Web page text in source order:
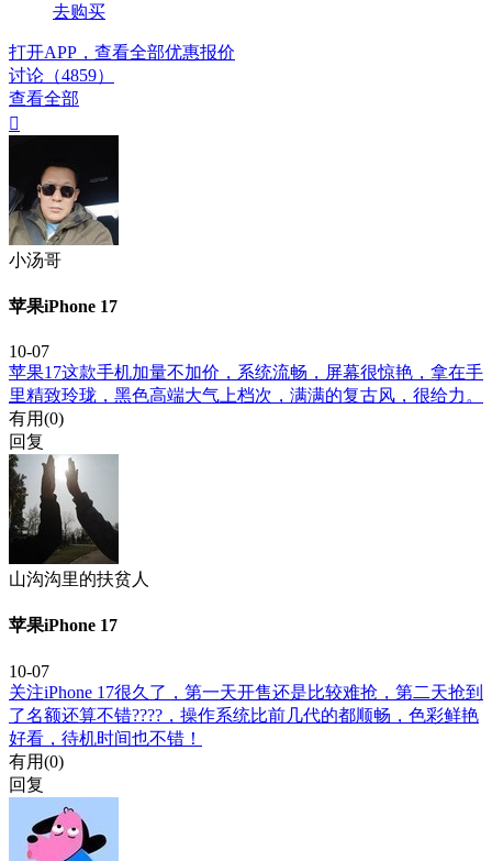
去购买
打开APP，查看全部优惠报价
讨论（4859）
查看全部

小汤哥
苹果iPhone 17
10-07
苹果17这款手机加量不加价，系统流畅，屏幕很惊艳，拿在手
里精致玲珑，黑色高端大气上档次，满满的复古风，很给力。
有用(0)
回复
山沟沟里的扶贫人
苹果iPhone 17
10-07
关注iPhone 17很久了，第一天开售还是比较难抢，第二天抢到
了名额还算不错????，操作系统比前几代的都顺畅，色彩鲜艳
好看，待机时间也不错！
有用(0)
回复